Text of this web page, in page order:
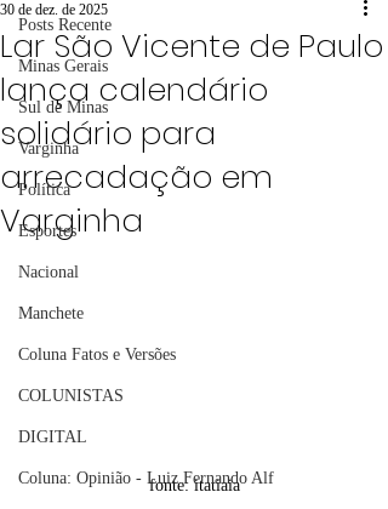
Posts Recente
Minas Gerais
Sul de Minas
Varginha
Política
Esportes
Nacional
Manchete
Coluna Fatos e Versões
COLUNISTAS
DIGITAL
Coluna: Opinião - Luiz Fernando Alf
Lar São Vicente de Paulo
lança calendário
solidário para
arrecadação em
Varginha
30 de dez. de 2025
fonte: itatiaia